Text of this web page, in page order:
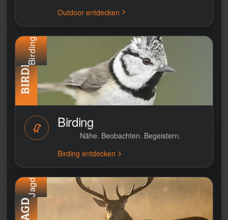
Outdoor entdecken
Birding
Birding
Nähe. Beobachten. Begeistern.
Birding entdecken
Jagd